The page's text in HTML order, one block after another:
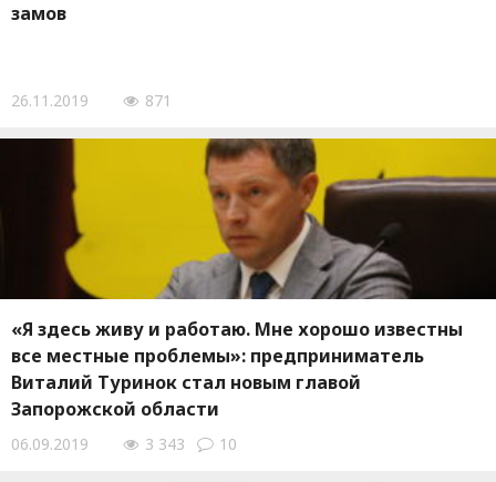
замов
26.11.2019 871
«Я здесь живу и работаю. Мне хорошо известны
все местные проблемы»: предприниматель
Виталий Туринок стал новым главой
Запорожской области
06.09.2019 3 343 10